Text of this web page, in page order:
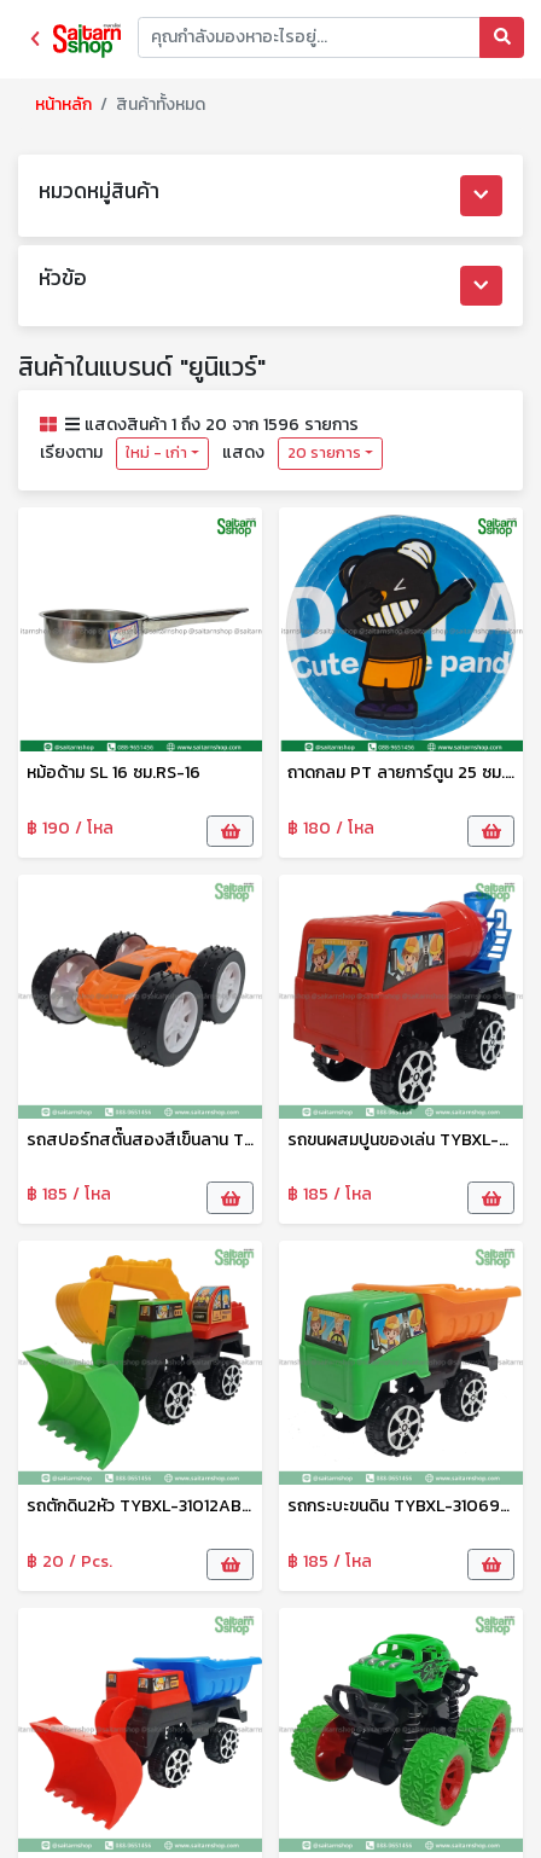
หน้าหลัก สินค้าทั้งหมด
หมวดหมู่สินค้า
หัวข้อ
สินค้าในแบรนด์ "ยูนิแวร์"
แสดงสินค้า 1 ถึง 20 จาก 1596 รายการ
เรียงตาม
ใหม่ - เก่า แสดง 20 รายการ
หม้อด้าม SL 16 ซม.RS-16
฿ 190 / โหล
ถาดกลม PT ลายการ์ตูน 25 ซม. DM-1124005 Zonertoy
฿ 180 / โหล
รถสปอร์ทสตั๊นสองสีเข็นลาน TYBL-50512 Zonertoy
฿ 185 / โหล
รถขนผสมปูนของเล่น TYBXL-31014ABCD Zonertoy
฿ 185 / โหล
รถตักดิน2หัว TYBXL-31012ABCD Zonertoy
฿ 20 / Pcs.
รถกระบะขนดิน TYBXL-31069ABC
฿ 185 / โหล